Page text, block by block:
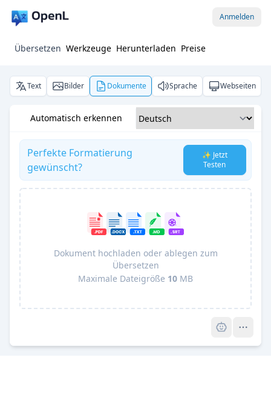
Anmelden
Übersetzen Werkzeuge Herunterladen Preise
Text Bilder Dokumente Sprache Webseiten
Automatisch erkennen
Perfekte Formatierung
gewünscht?
✨ Jetzt
Testen
Dokument hochladen oder ablegen zum
Übersetzen
Maximale Dateigröße 10 MB